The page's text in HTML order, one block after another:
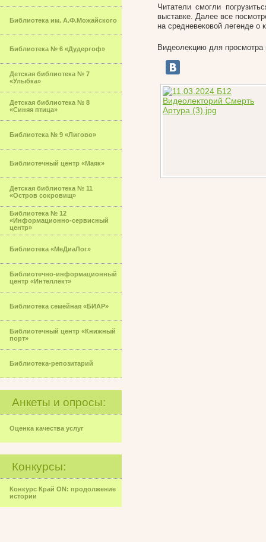
Библиотека им. А.Ф.Можайского
Библиотека № 6 «Дудергоф»
Детская библиотека № 7
«Улыбка»
Детская библиотека № 8
«Синяя птица»
Библиотека № 9 «Лигово»
Библиотечный центр «Маяк»
Детская библиотека № 11
«Остров сокровищ»
Библиотека № 12
«Информационно-сервисный
центр»
Библиотека «МеДиаЛог»
Библиотечно-информационный
центр «Интеллект»
Библиотека семейная «БИАР»
Библиотечный центр «Книжный
порт»
Библиотека-репозитарий
Анкеты и опросы:
Оценка качества услуг
Конкурсы:
Конкурс Край ON: продолжение
истории
Читатели смогли
выставке. Далее все
на средневековой легенде о
Видеолекцию для просмотра